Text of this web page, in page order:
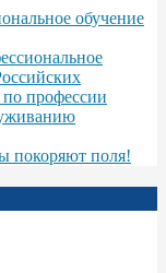
обучение
по профессии
покоряют поля!